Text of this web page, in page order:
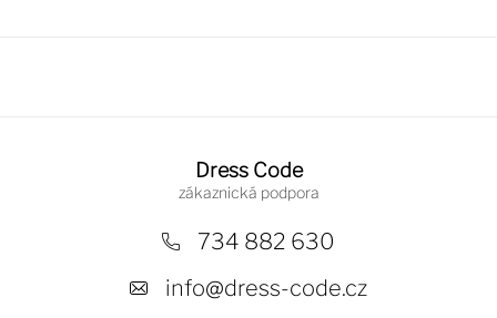
Dress Code
734 882 630
info@dress-code.cz